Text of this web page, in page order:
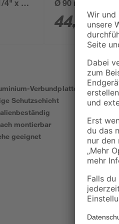
4" x 32
Ø 90 mm
44, €
Verbundplatte
Schutzschicht
montierbar
geeignet